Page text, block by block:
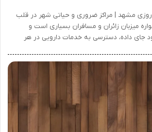
روزی مشهد | مراکز ضروری و حیاتی شهر در قلب
میزبان زائران و مسافران بسیاری است و
جای داده، دسترسی به خدمات دارویی در هر